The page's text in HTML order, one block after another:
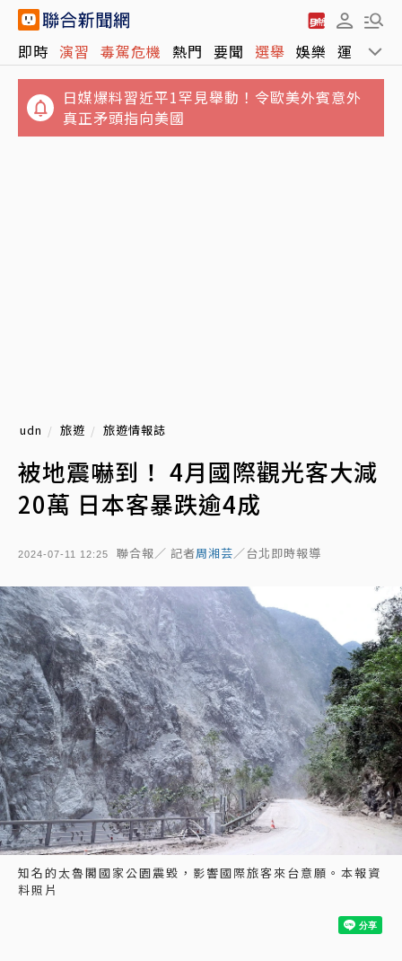
即時 演習 毒駕危機 熱門 要聞 選舉 娛樂 運動 全
日媒爆料習近平1罕見舉動！令歐美外賓意外
真正矛頭指向美國
udn 旅遊 旅遊情報誌
被地震嚇到！ 4月國際觀光客大減
20萬 日本客暴跌逾4成
2024-07-11 12:25 聯合報／ 記者周湘芸／台北即時報導
知名的太魯閣國家公園震毀，影響國際旅客來台意願。本報資
料照片